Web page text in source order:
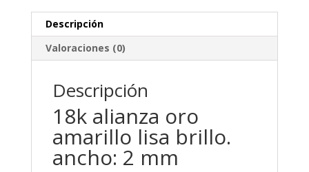
cantidad
Descripción
Valoraciones (0)
Descripción
18k alianza oro
amarillo lisa brillo.
ancho: 2 mm